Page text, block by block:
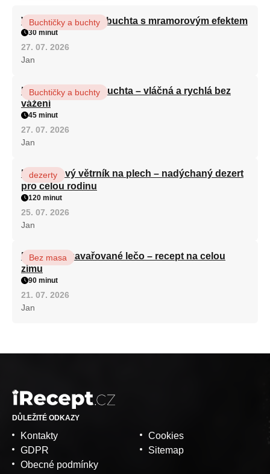
Vláčná olejová litá buchta s mramorovým efektem
Buchtičky a buchty
30 minut
27. 07. 2026
Jan
Hrnková maková buchta – vláčná a rychlá bez
vážení
Buchtičky a buchty
45 minut
27. 07. 2026
Jan
Karamelový větrník na plech – nadýchaný dezert
pro celou rodinu
dezerty
120 minut
25. 07. 2026
Jan
Babiččino zavařované lečo – recept na celou
zimu
Bez masa
90 minut
21. 07. 2026
Jan
DŮLEŽITÉ ODKAZY
Kontakty
GDPR
Obecné podmínky
Cookies
Sitemap